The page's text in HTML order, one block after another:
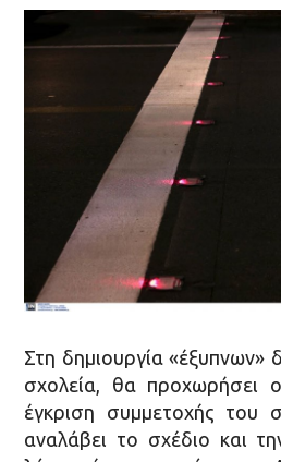
Στη δημιουργία «έξυπνων»
σχολεία, θα
έγκριση συμμετοχής του
αναλάβει το σχέδιο και